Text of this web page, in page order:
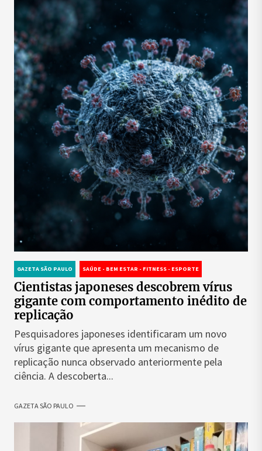
GAZETA SÃO PAULO SAÚDE - BEM ESTAR - FITNESS - ESPORTE
Cientistas japoneses descobrem vírus
gigante com comportamento inédito de
replicação
Pesquisadores japoneses identificaram um novo
vírus gigante que apresenta um mecanismo de
replicação nunca observado anteriormente pela
ciência. A descoberta...
GAZETA SÃO PAULO